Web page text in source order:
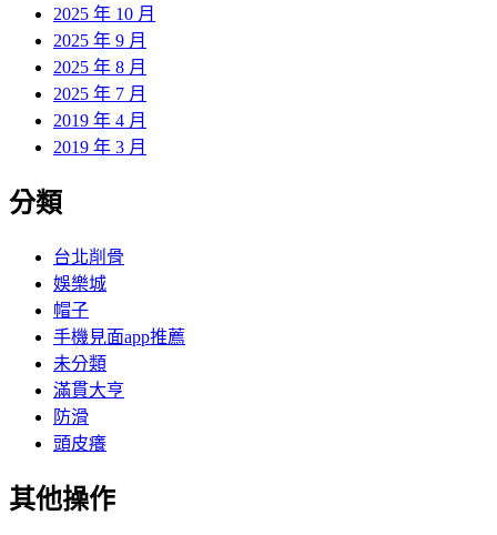
2025 年 10 月
2025 年 9 月
2025 年 8 月
2025 年 7 月
2019 年 4 月
2019 年 3 月
分類
台北削骨
娛樂城
帽子
手機見面app推薦
未分類
滿貫大亨
防滑
頭皮癢
其他操作